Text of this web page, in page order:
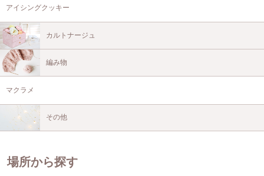
アイシングクッキー
カルトナージュ
編み物
マクラメ
その他
場所から探す